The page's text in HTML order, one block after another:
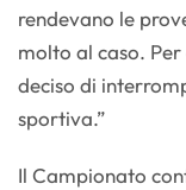
rendevano le
molto al caso.
deciso di
sportiva.”
Il Campionato